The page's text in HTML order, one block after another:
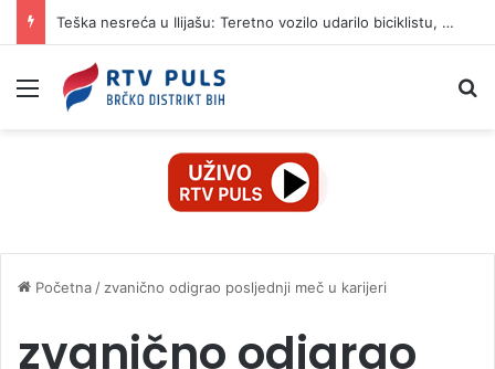
Teška nesreća u Ilijašu: Teretno vozilo udarilo biciklistu, 75-godišnjak zadržan u bolnici
Izbornik
Početna / zvanično odigrao posljednji meč u karijeri
zvanično odigrao